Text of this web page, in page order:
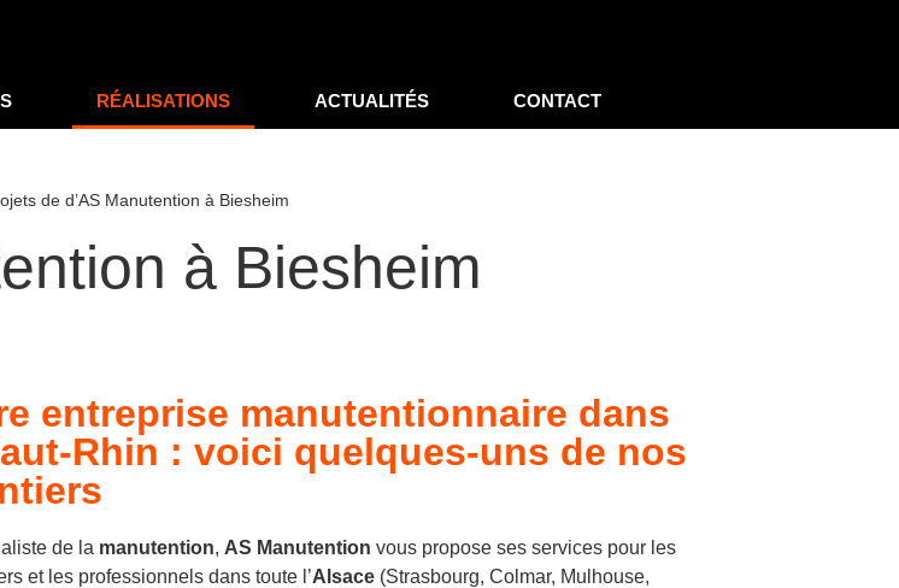
RÉALISATIONS ACTUALITÉS CONTACT
de d’AS Manutention à Biesheim
à Biesheim
entreprise manutentionnaire dans
Rhin : voici quelques-uns de nos
de la manutention, AS Manutention vous propose ses services pour les
et les professionnels dans toute l’Alsace(Strasbourg, Colmar, Mulhouse,